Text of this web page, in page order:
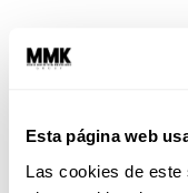
Esta página web
Las cookies de
También lee: